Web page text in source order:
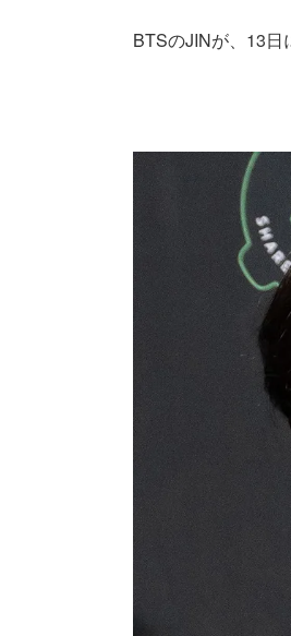
BTSのJINが、13日